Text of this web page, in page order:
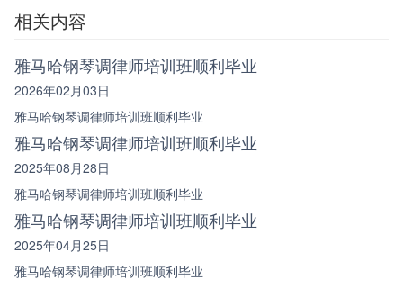
相关内容
雅马哈钢琴调律师培训班顺利毕业
2026年02月03日
雅马哈钢琴调律师培训班顺利毕业
雅马哈钢琴调律师培训班顺利毕业
2025年08月28日
雅马哈钢琴调律师培训班顺利毕业
雅马哈钢琴调律师培训班顺利毕业
2025年04月25日
雅马哈钢琴调律师培训班顺利毕业